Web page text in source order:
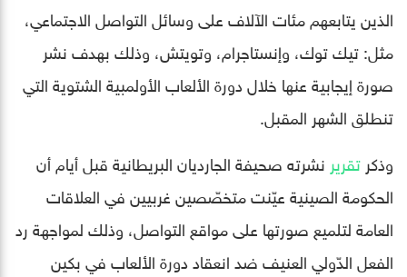
الذين يتابعهم مئات الآلاف على وسائل التواصل الاجتماعي،
مثل: تيك توك، وإنستاجرام، وتويتش، وذلك بهدف نشر
صورة إيجابية عنها خلال دورة الألعاب الأولمبية الشتوية التي
تنطلق الشهر المقبل.
وذكر تقرير نشرته صحيفة الجارديان البريطانية قبل أيام أن
الحكومة الصينية عيّنت متخصّصين غربيين في العلاقات
العامة لتلميع صورتها على مواقع التواصل، وذلك لمواجهة رد
الفعل الدّولي العنيف ضد انعقاد دورة الألعاب في بكين